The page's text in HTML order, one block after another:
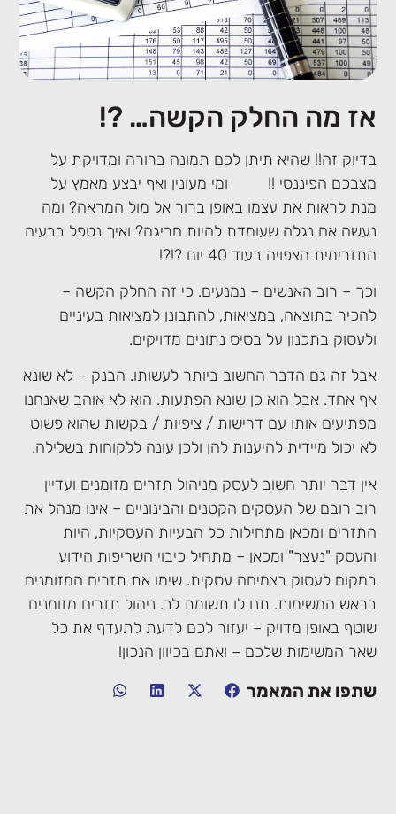
אז מה החלק הקשה… ?!
בדיוק זה!! שהיא תיתן לכם תמונה ברורה ומדויקת על
מצבכם הפיננסי !! ומי מעונין ואף יבצע מאמץ על
מנת לראות את עצמו באופן ברור אל מול המראה? ומה
נעשה אם נגלה שעומדת להיות חריגה? ואיך נטפל בבעיה
התזרימית הצפויה בעוד 40 יום ?!?!
וכך – רוב האנשים – נמנעים. כי זה החלק הקשה –
להכיר בתוצאה, במציאות, להתבונן למציאות בעיניים
ולעסוק בתכנון על בסיס נתונים מדויקים.
אבל זה גם הדבר החשוב ביותר לעשותו. הבנק – לא שונא
אף אחד. אבל הוא כן שונא הפתעות. הוא לא אוהב שאנחנו
מפתיעים אותו עם דרישות / ציפיות / בקשות שהוא פשוט
לא יכול מיידית להיענות להן ולכן עונה ללקוחות בשלילה.
אין דבר יותר חשוב לעסק מניהול תזרים מזומנים ועדיין
רוב רובם של העסקים הקטנים והבינוניים – אינו מנהל את
התזרים ומכאן מתחילות כל הבעיות העסקיות, היות
והעסק "נעצר" ומכאן – מתחיל כיבוי השריפות הידוע
במקום לעסוק בצמיחה עסקית. שימו את תזרים המזומנים
בראש המשימות. תנו לו תשומת לב. ניהול תזרים מזומנים
שוטף באופן מדויק – יעזור לכם לדעת לתעדף את כל
שאר המשימות שלכם – ואתם בכיוון הנכון!
שתפו את המאמר